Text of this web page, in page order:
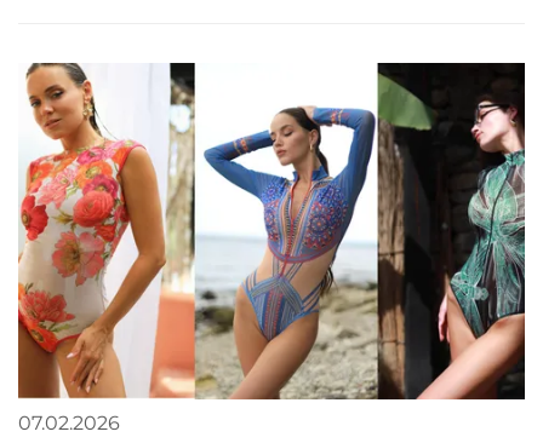
07.02.2026